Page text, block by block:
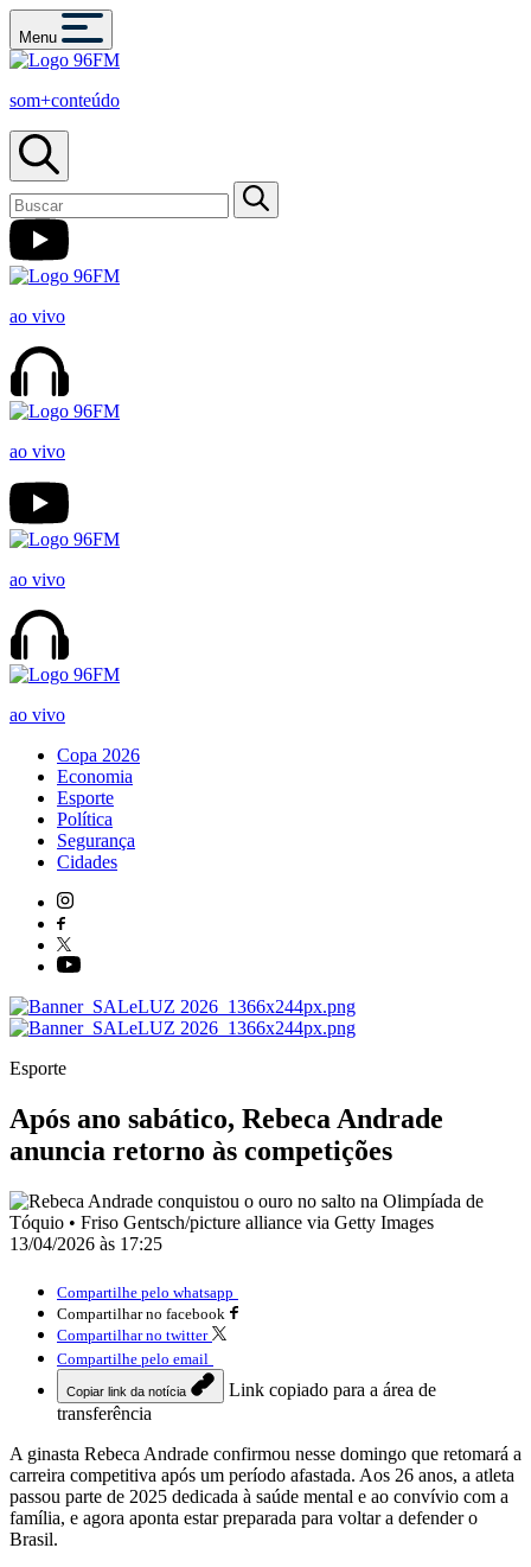
Menu
som+conteúdo
ao vivo
ao vivo
ao vivo
ao vivo
Copa 2026
Economia
Esporte
Política
Segurança
Cidades
Esporte
Após ano sabático, Rebeca Andrade
anuncia retorno às competições
13/04/2026 às 17:25
Compartilhe pelo whatsapp
Compartilhar no facebook
Compartilhar no twitter
Compartilhe pelo email
Copiar link da notícia
Link copiado para a área de
transferência
A ginasta Rebeca Andrade confirmou nesse domingo que retomará a
carreira competitiva após um período afastada. Aos 26 anos, a atleta
passou parte de 2025 dedicada à saúde mental e ao convívio com a
família, e agora aponta estar preparada para voltar a defender o
Brasil.